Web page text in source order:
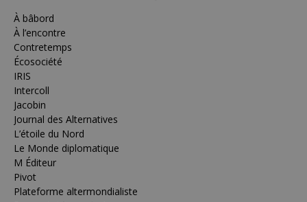
À bâbord
À l’encontre
Contretemps
Écosociété
IRIS
Intercoll
Jacobin
Journal des Alternatives
L’étoile du Nord
Le Monde diplomatique
M Éditeur
Pivot
Plateforme altermondialiste